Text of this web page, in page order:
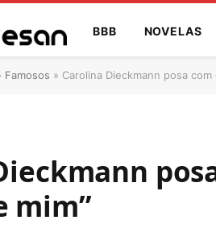
BBB NOVELAS
Famosos » Carolina Dieckmann posa
mim”